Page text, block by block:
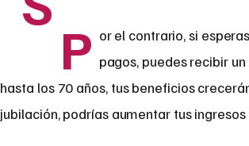
P or el contrario, si
pagos, puedes recibir
hasta los 70 años, tus beneficios
jubilación, podrías aumentar tus